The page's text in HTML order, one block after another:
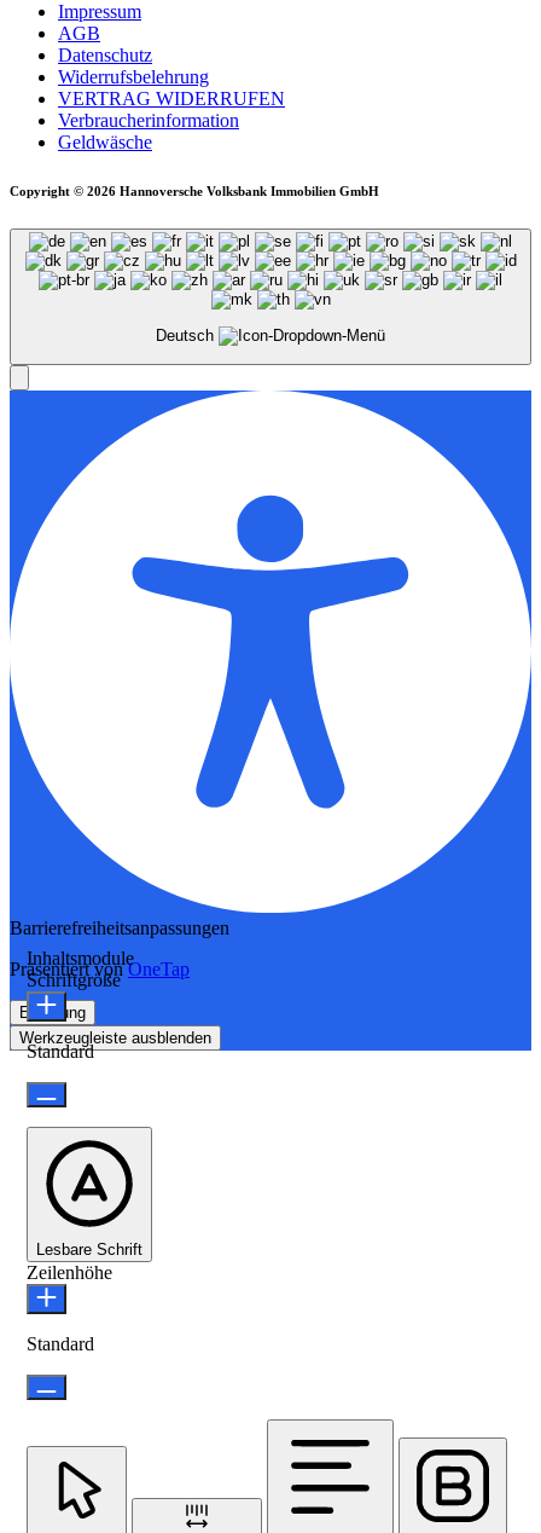
Impressum
AGB
Datenschutz
Widerrufsbelehrung
VERTRAG WIDERRUFEN
Verbraucher­information
Geldwäsche
Copyright © 2026 Hannoversche Volksbank Immobilien GmbH
Deutsch
Barrierefreiheitsanpassungen
Präsentiert vonOneTap
Erklärung
Werkzeugleiste ausblenden
Inhaltsmodule
Schriftgröße
Standard
Lesbare Schrift
Zeilenhöhe
Standard